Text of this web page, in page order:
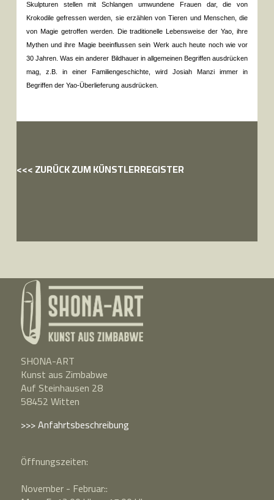
Skulpturen stellen mit Schlangen umwundene Frauen dar, die von
Krokodile gefressen werden, sie erzählen von Tieren und Menschen, die
von Magie getroffen werden. Die traditionelle Lebensweise der Yao, ihre
Mythen und ihre Magie beeinflussen sein Werk auch heute noch wie vor
30 Jahren. Was ein anderer Bildhauer in allgemeinen Begriffen ausdrücken
mag, z.B. in einer Familiengeschichte, wird Josiah Manzi immer in
Begriffen der Yao-Überlieferung ausdrücken.
<<< ZURÜCK ZUM KÜNSTLERREGISTER
SHONA-ART
Kunst aus Zimbabwe
Auf Steinhausen 28
58452 Witten
>>> Anfahrtsbeschreibung
Öffnungszeiten:
November - Februar::